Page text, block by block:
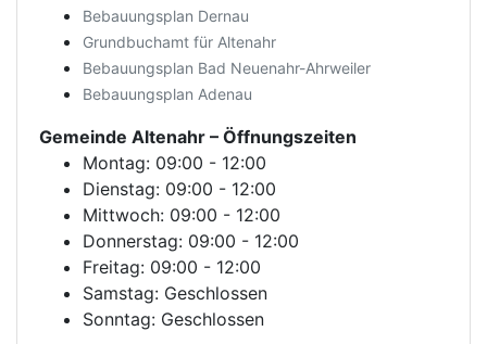
Bebauungsplan Dernau
Grundbuchamt für Altenahr
Bebauungsplan Bad Neuenahr-Ahrweiler
Bebauungsplan Adenau
Gemeinde Altenahr – Öffnungszeiten
Montag: 09:00 - 12:00
Dienstag: 09:00 - 12:00
Mittwoch: 09:00 - 12:00
Donnerstag: 09:00 - 12:00
Freitag: 09:00 - 12:00
Samstag: Geschlossen
Sonntag: Geschlossen